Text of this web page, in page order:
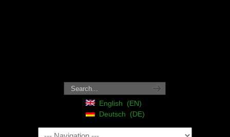
English
EN
Deutsch
DE